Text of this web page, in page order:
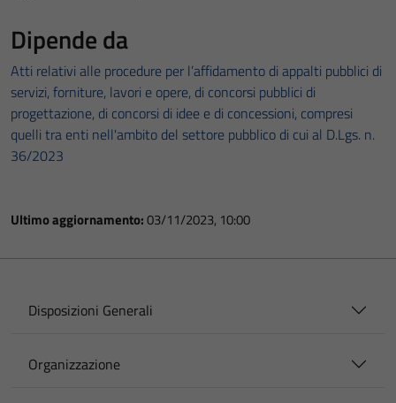
Dipende da
Atti relativi alle procedure per l’affidamento di appalti pubblici di
servizi, forniture, lavori e opere, di concorsi pubblici di
progettazione, di concorsi di idee e di concessioni, compresi
quelli tra enti nell'ambito del settore pubblico di cui al D.Lgs. n.
36/2023
Ultimo aggiornamento:03/11/2023, 10:00
Disposizioni Generali
Organizzazione